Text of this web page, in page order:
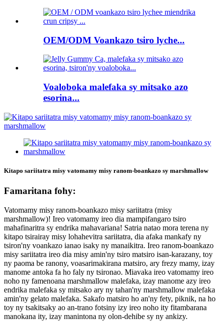
OEM/ODM Voankazo tsiro lyche...
Voaloboka malefaka sy mitsako azo
esorina...
Kitapo sariitatra misy vatomamy misy ranom-boankazo sy marshmallow
Famaritana fohy:
Vatomamy misy ranom-boankazo misy sariitatra (misy
marshmallow)! Ireo vatomamy ireo dia mampifangaro tsiro
mahafinaritra sy endrika mahavariana! Satria natao mora terena ny
kitapo tsirairay misy lohahevitra sariitatra, dia afaka mankafy ny
tsiron'ny voankazo ianao isaky ny manaikitra. Ireo ranom-boankazo
misy sariitatra ireo dia misy amin'ny tsiro matsiro isan-karazany, toy
ny paoma be ranony, voasarimakirana matsiro, ary frezy mamy, izay
manome antoka fa ho faly ny tsironao. Miavaka ireo vatomamy ireo
noho ny famenoana marshmallow malefaka, izay manome azy ireo
endrika malefaka sy mitsako ary ny tahan'ny marshmallow malefaka
amin'ny gelato malefaka. Sakafo matsiro ho an'ny fety, piknik, na ho
toy ny tsakitsaky ao an-trano fotsiny izy ireo noho ity fitambarana
manokana ity, izay manintona ny olon-dehibe sy ny ankizy.